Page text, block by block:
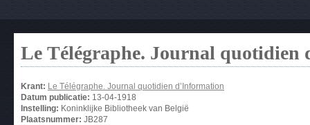
Le Télégraphe. Journal quotidien
Krant: Le Télégraphe. Journal quotidien d’Information
Datum publicatie: 13-04-1918
Instelling: Koninklijke Bibliotheek van België
Plaatsnummer: JB287